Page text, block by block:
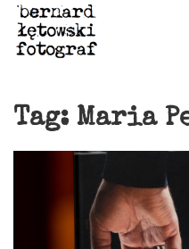
Tag: Maria